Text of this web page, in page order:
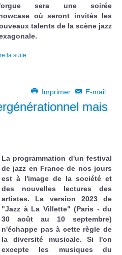
sera une soirée
où seront invités les
talents de la scène jazz
la suite...
Imprimer E-mail
mais
La programmation d'un festival
de jazz en France de nos jours
est à l'image de la société et
des nouvelles lectures des
artistes. La version 2023 de
"Jazz à La Villette" (Paris - du
30 août au 10 septembre)
n'échappe pas à cette règle de
la diversité musicale. Si l'on
excepte les musiques du